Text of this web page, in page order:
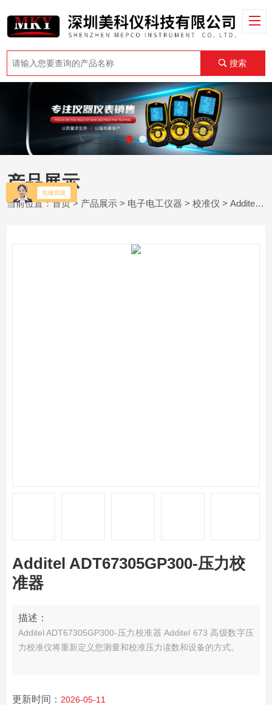
搜索
产品展示
当前位置：首页> 产品展示 > 电子电工仪器 >校准仪 > Additel ADT67305GP300-压力校准器
Additel ADT67305GP300-压力校
准器
描述：
Additel ADT67305GP300-压力校准器 Additel 673 高级数字压
力校准仪将重新定义您测量和校准压力读数和设备的方式。
更新时间： 2026-05-11